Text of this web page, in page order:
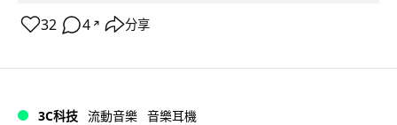
32 4 ↗ 分享
3C科技 流動音樂 音樂耳機